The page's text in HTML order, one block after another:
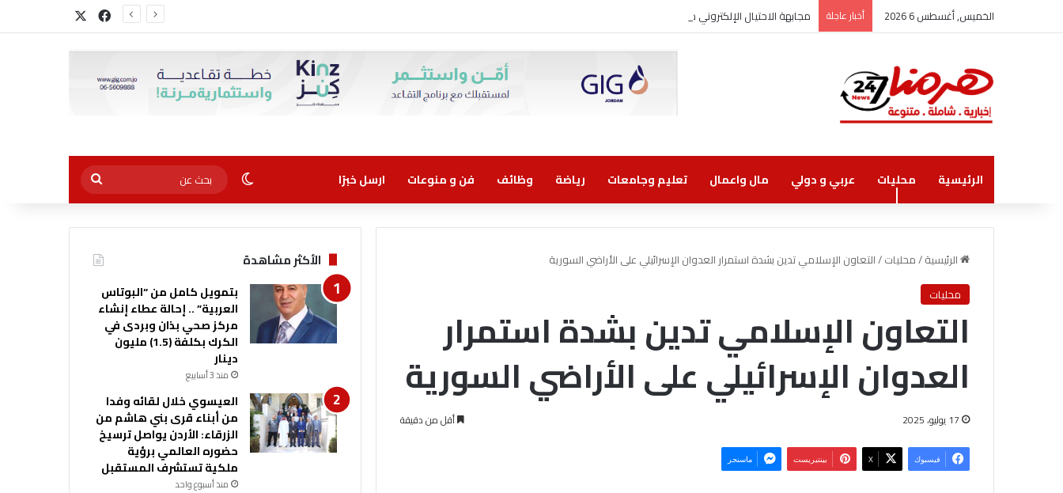
الخميس, أغسطس 6 2026 أخبار عاجلة مجابهة الاحتيال الإلكتروني مسؤولية مشتركة فيسبوك
الرئيسية محليات عربي و دولي مال واعمال تعليم وجامعات رياضة وظائف فن و منوعات ارسل خبرًا الوضع المظلم
بحث
عن
الرئيسية/محليات/التعاون الإسلامي تدين بشدة استمرار العدوان الإسرائيلي على الأراضي السورية
محليات
التعاون الإسلامي تدين بشدة استمرار
العدوان الإسرائيلي على الأراضي السورية
17 يوليو، 2025 أقل من دقيقة
فيسبوك ‫X بينتيريست ماسنجر
الأكثر مشاهدة
بتمويل كامل من “البوتاس
العربية” .. إحالة عطاء إنشاء
مركز صحي بذان وبردى في
الكرك بكلفة (1.5) مليون
دينار
منذ 3 أسابيع
العيسوي خلال لقائه وفدا
من أبناء قرى بني هاشم من
الزرقاء: الأردن يواصل ترسيخ
حضوره العالمي برؤية
ملكية تستشرف المستقبل
منذ أسبوع واحد